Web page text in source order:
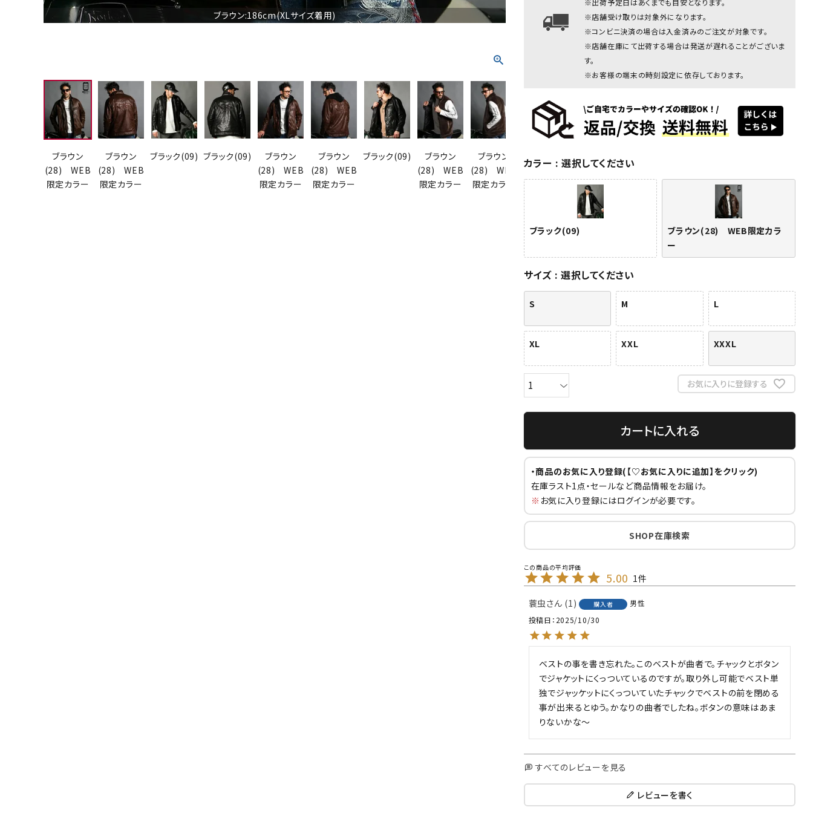
ブラウン:186cm(XLサイズ着用) ブラウン:186cm(XLサイズ着
ブラウン
(28) WEB
限定カラー
ブラウン
(28) WEB
限定カラー
ブラック(09) ブラック(09)
ブラウン
(28) WEB
限定カラー
ブラウン
(28) WEB
限定カラー
ブラック(09)
ブラウン
(28) WEB
限定カラー
ブラウン
(28) WEB
限定カラー
ブラック(09)
ブラウン
(28) WEB
限定カラー
(28) WEB
限定カラー
限定
※出荷予定日はあくまでも目安となります。
※店舗受け取りは対象外になります。
※コンビニ決済の場合は入金済みのご注文が対象です。
※店舗在庫にて出荷する場合は発送が遅れることがございま
す。
※お客様の端末の時刻設定に依存しております。
カラー 選択してください
ブラック(09)
ブラウン(28) WEB限定カラ
ー
サイズ 選択してください
S M L
XL XXL XXXL
お気に入りに登録する
カートに入れる
・商品のお気に入り登録(【♡お気に入りに追加】をクリック)
在庫ラスト1点・セールなど商品情報をお届け。
※ お気に入り登録にはログインが必要です。
SHOP在庫検索
5.00 1
蓑虫 1 購入者
男性
投稿日 2025/10/30
ベストの事を書き忘れた。このベストが曲者で。チャックとボタン
でジャケットにくっついているのですが。取り外し可能でベスト単
独でジャッケットにくっついていたチャックでベストの前を閉める
事が出来るとゆう。かなりの曲者でしたね。ボタンの意味はあま
りないかな～
すべてのレビューを見る
レビューを書く